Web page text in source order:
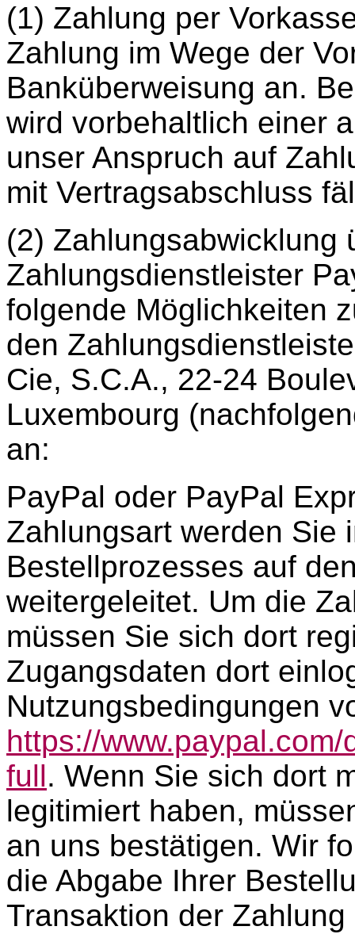
(1) Zahlung per
Zahlung im Wege der
Banküberweisung an.
wird vorbehaltlich einer
unser Anspruch auf
mit Vertragsabschluss
(2) Zahlungsabwicklung
Zahlungsdienstleister
folgende Möglichkeiten
den
Cie, S.C.A., 22-24
Luxembourg
an:
PayPal oder PayPal
Zahlungsart werden Sie
Bestellprozesses auf
weitergeleitet. Um die
müssen Sie sich dort
Zugangsdaten dort
Nutzungsbedingungen
https://
full. Wenn Sie sich dort
legitimiert haben,
an uns bestätigen. Wir
die Abgabe Ihrer
Transaktion der Zahlung